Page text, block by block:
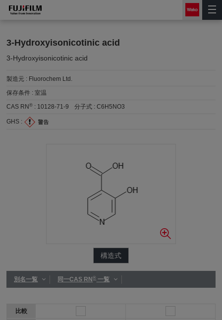
3-Hydroxyisonicotinic acid
3-Hydroxyisonicotinic acid
製造元 : Fluorochem Ltd.
保存条件 :室温
CAS RN® : 10128-71-9 分子式 :C6H5NO3
GHS :
構造式
別名一覧 同一CAS RN®一覧
比較